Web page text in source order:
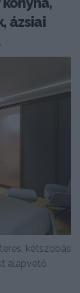
ázsiai
kétszobás
alapvető